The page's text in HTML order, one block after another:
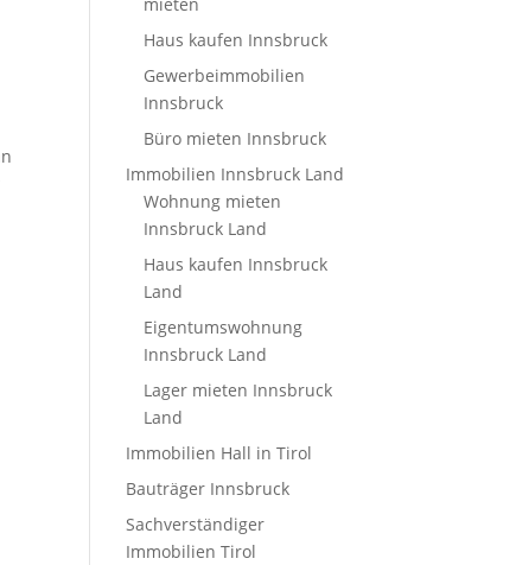
Haus kaufen Innsbruck
Gewerbeimmobilien
Innsbruck
Büro mieten Innsbruck
Immobilien Innsbruck Land
Wohnung mieten
Innsbruck Land
Haus kaufen Innsbruck
Land
Eigentumswohnung
Innsbruck Land
Lager mieten Innsbruck
Land
Immobilien Hall in Tirol
Bauträger Innsbruck
Sachverständiger
Immobilien Tirol